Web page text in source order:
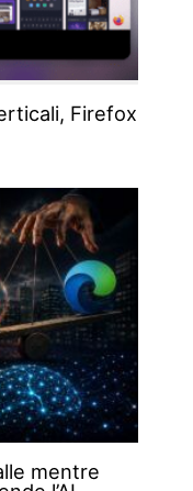
Firefox
mentre